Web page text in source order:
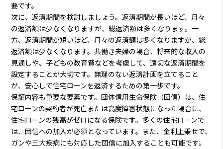
要です。
次に、返済期間を検討しましょう。返済期間が長いほど、月々
の返済額は少なくなりますが、総返済額は多くなります。一
方、返済期間が短いほど、月々の返済額は多くなりますが、総
返済額は少なくなります。共働き夫婦の場合、将来的な収入の
見通しや、子どもの教育費などを考慮して、適切な返済期間を
設定することが大切です。無理のない返済計画を立てること
が、安心して住宅ローンを返済するための第一歩です。
保証内容も重要な要素です。団体信用生命保険（団信）は、住
宅ローンの契約者が死亡または高度障害状態になった場合に、
住宅ローンの残高がゼロになる保険です。多くの住宅ローンで
は、団信への加入が必須となっています。また、金利上乗せで、
ガンや三大疾病にも対応した団信に加入することも可能です。